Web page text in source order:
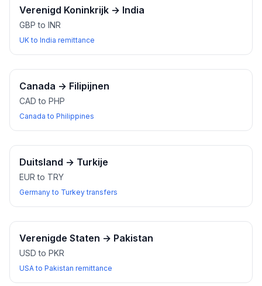
Verenigd Koninkrijk → India
GBP to INR
UK to India remittance
Canada → Filipijnen
CAD to PHP
Canada to Philippines
Duitsland → Turkije
EUR to TRY
Germany to Turkey transfers
Verenigde Staten → Pakistan
USD to PKR
USA to Pakistan remittance